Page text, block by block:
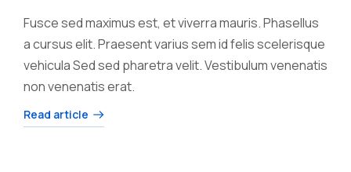
Fusce sed maximus est, et viverra mauris. Phasellus
a cursus elit. Praesent varius sem id felis scelerisque
vehicula Sed sed pharetra velit. Vestibulum venenatis
non venenatis erat.
Read article